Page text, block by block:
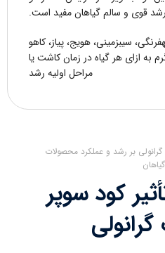
رشد قوی و سالم گیاهان مفید است.
سیبزمینی، هویج، پیاز، کاهو
گرم به ازای هر گیاه در زمان کاشت یا
مراحل اولیه رشد
بر رشد و عملکرد محصولات
کود سوپر